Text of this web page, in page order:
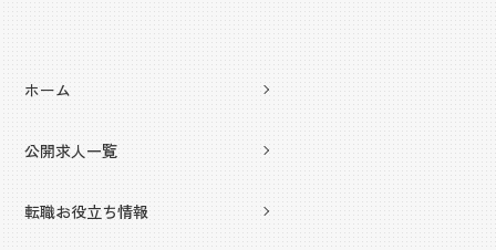
ホーム
公開求人一覧
転職お役立ち情報